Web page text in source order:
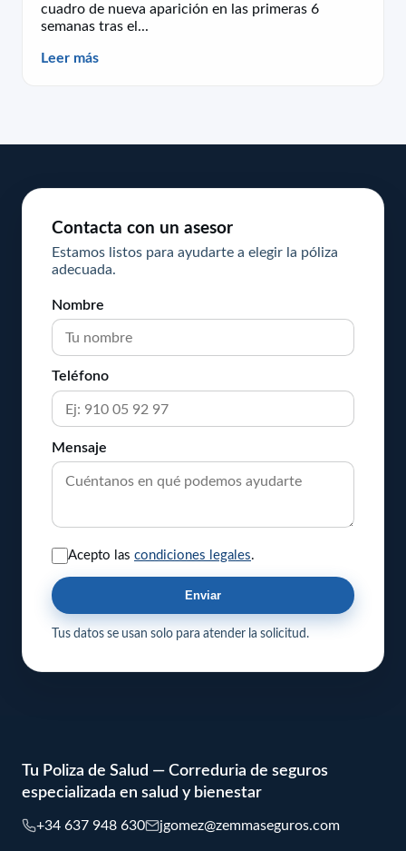
cuadro de nueva aparición en las primeras 6
semanas tras el...
Leer más
Contacta con un asesor
Estamos listos para ayudarte a elegir la póliza
adecuada.
Nombre
Teléfono
Mensaje
Acepto las condiciones legales.
Enviar
Tus datos se usan solo para atender la solicitud.
Tu Poliza de Salud — Correduria de seguros
especializada en salud y bienestar
+34 637 948 630 jgomez@zemmaseguros.com